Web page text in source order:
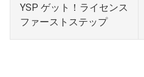
YSP ゲット！ライセンス
ファーストステップ